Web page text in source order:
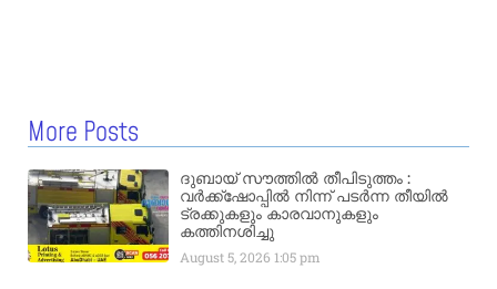
More Posts
ദുബായ് സൗത്തിൽ തീപിടുത്തം :
വർക്ക്‌ഷോപ്പിൽ നിന്ന് പടർന്ന തീയിൽ
ട്രക്കുകളും കാരവാനുകളും
കത്തിനശിച്ചു
August 5, 2026 1:05 pm